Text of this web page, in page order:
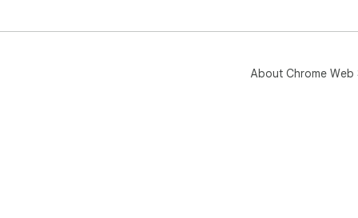
About Chrome Web